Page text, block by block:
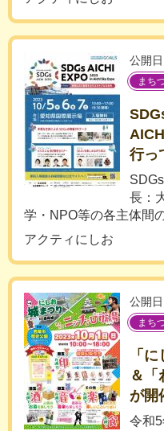
公開
まち
行っ
長：
学・NPO等の各主体間
アクティにしお
公開
まち
「
＆「
が開
令和